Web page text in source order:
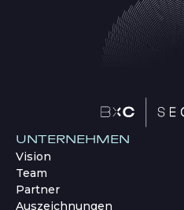
UNTERNEHMEN
Vision
Team
Partner
Auszeichnungen